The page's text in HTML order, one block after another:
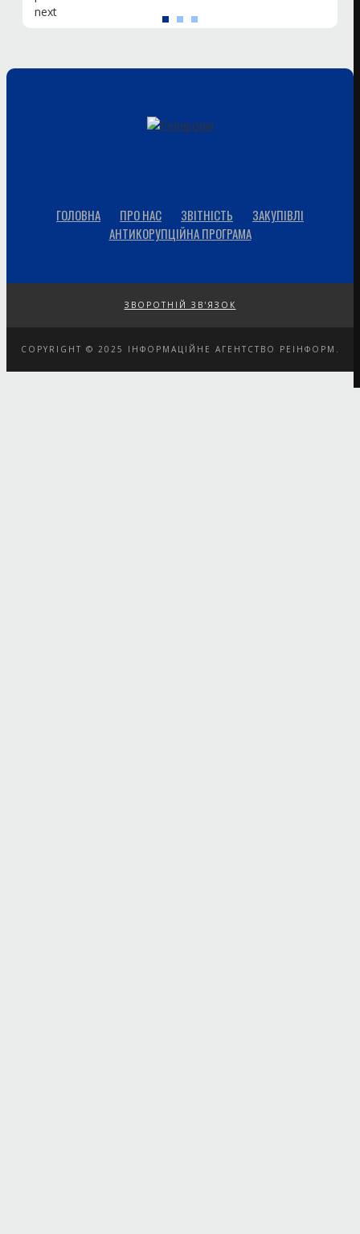
next
ГОЛОВНА ПРО НАС ЗВІТНІСТЬ
ЗАКУПІВЛІ
АНТИКОРУПЦІЙНА ПРОГРАМА
ЗВОРОТНІЙ ЗВ'ЯЗОК
COPYRIGHT © 2025 ІНФОРМАЦІЙНЕ АГЕНТСТВО РЕІНФОРМ.